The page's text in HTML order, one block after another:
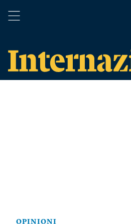
OPINIONI